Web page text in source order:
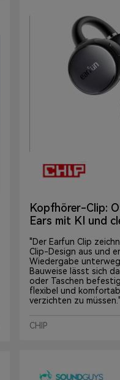
Kopfhörer-Clip:
Ears mit KI und
"Der Earfun Clip
Clip-Design aus und
Wiedergabe
Bauweise lässt sich
oder Taschen
flexibel und
verzichten zu müssen."
CHIP